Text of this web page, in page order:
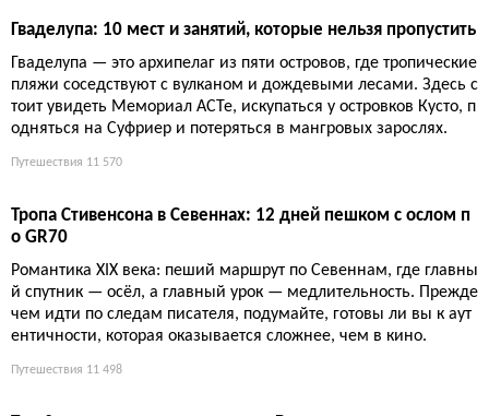
рожая шумными фестивалями: перец в Эспелетт, каштаны в
Ардеше, вино в Бургундии, трюфели в Провансе. Это гастрон
омический туризм и живые традиции.
Пять садов Ментоны, которые превращают город в ботан
ический рай
Ментона больше, чем лимоны. Пять садов — от тропиков Ва
ль Раме до цитрусовой коллекции Карнолес — доказывают: а
нгличане и гонщик создали рай. Хотя лимонов тут вагон, и эт
о не шутка.
Путешествия 10 202